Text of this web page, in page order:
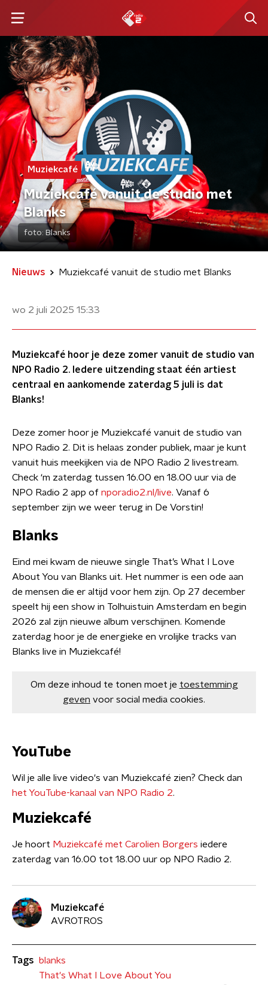
Muziekcafé
Muziekcafé vanuit de studio met
Blanks
foto: Blanks
Nieuws Muziekcafé vanuit de studio met Blanks
wo 2 juli 2025 15:33
Muziekcafé hoor je deze zomer vanuit de studio van
NPO Radio 2. Iedere uitzending staat één artiest
centraal en aankomende zaterdag 5 juli is dat
Blanks!
Deze zomer hoor je Muziekcafé vanuit de studio van
NPO Radio 2. Dit is helaas zonder publiek, maar je kunt
vanuit huis meekijken via de NPO Radio 2 livestream.
Check ‘m zaterdag tussen 16.00 en 18.00 uur via de
NPO Radio 2 app of nporadio2.nl/live. Vanaf 6
september zijn we weer terug in De Vorstin!
Blanks
Eind mei kwam de nieuwe single That’s What I Love
About You van Blanks uit. Het nummer is een ode aan
de mensen die er altijd voor hem zijn. Op 27 december
speelt hij een show in Tolhuistuin Amsterdam en begin
2026 zal zijn nieuwe album verschijnen. Komende
zaterdag hoor je de energieke en vrolijke tracks van
Blanks live in Muziekcafé!
Om deze inhoud te tonen moet je toestemming
geven voor social media cookies.
YouTube
Wil je alle live video's van Muziekcafé zien? Check dan
het YouTube-kanaal van NPO Radio 2.
Muziekcafé
Je hoort Muziekcafé met Carolien Borgers iedere
zaterdag van 16.00 tot 18.00 uur op NPO Radio 2.
Muziekcafé
AVROTROS
Tags
blanks
That's What I Love About You